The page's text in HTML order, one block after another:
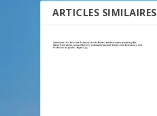
ARTICLES SIMILAIRES